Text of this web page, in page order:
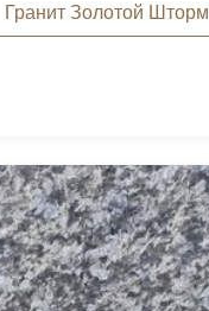
Гранит Золотой Шторм